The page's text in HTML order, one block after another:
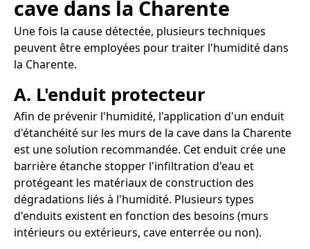
cave dans la Charente
Une fois la cause détectée, plusieurs techniques
peuvent être employées pour traiter l'humidité dans
la Charente.
A. L'enduit protecteur
Afin de prévenir l'humidité, l'application d'un enduit
d'étanchéité sur les murs de la cave dans la Charente
est une solution recommandée. Cet enduit crée une
barrière étanche stopper l'infiltration d'eau et
protégeant les matériaux de construction des
dégradations liés à l'humidité. Plusieurs types
d'enduits existent en fonction des besoins (murs
intérieurs ou extérieurs, cave enterrée ou non).